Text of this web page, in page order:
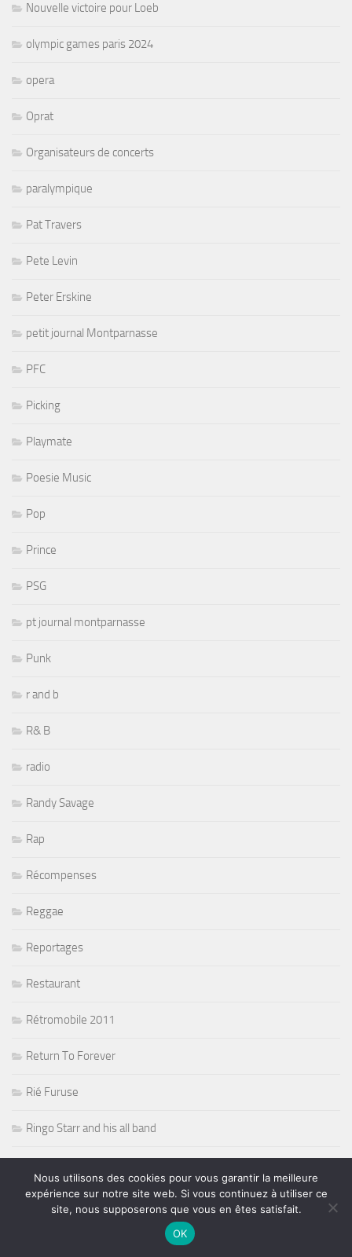
Nouvelle victoire pour Loeb
olympic games paris 2024
opera
Oprat
Organisateurs de concerts
paralympique
Pat Travers
Pete Levin
Peter Erskine
petit journal Montparnasse
PFC
Picking
Playmate
Poesie Music
Pop
Prince
PSG
pt journal montparnasse
Punk
r and b
R& B
radio
Randy Savage
Rap
Récompenses
Reggae
Reportages
Restaurant
Rétromobile 2011
Return To Forever
Rié Furuse
Ringo Starr and his all band
Robert Randolph
Nous utilisons des cookies pour vous garantir la meilleure
expérience sur notre site web. Si vous continuez à utiliser ce
site, nous supposerons que vous en êtes satisfait.
OK